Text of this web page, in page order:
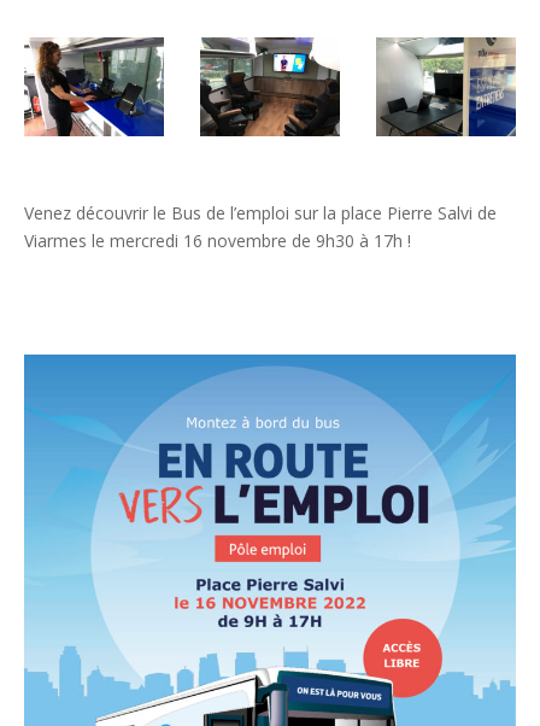
Venez découvrir le Bus de l’emploi sur la place Pierre Salvi de
Viarmes le mercredi 16 novembre de 9h30 à 17h !